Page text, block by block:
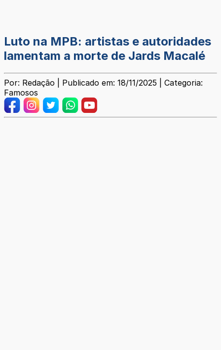
Luto na MPB: artistas e autoridades
lamentam a morte de Jards Macalé
Por: Redação | Publicado em: 18/11/2025 | Categoria:
Famosos